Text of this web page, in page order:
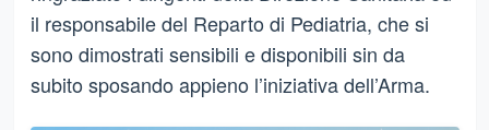
il responsabile del Reparto di Pediatria, che si
sono dimostrati sensibili e disponibili sin da
subito sposando appieno l’iniziativa dell’Arma.